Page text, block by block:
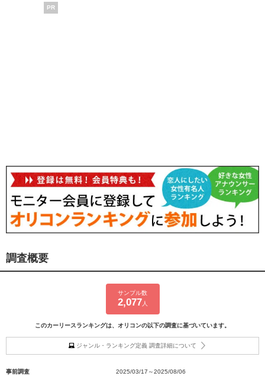
PR
調査概要
サンプル数
2,077 人
このカーリースランキングは、オリコンの以下の調査に基づいています。
ジャンル・ランキング定義 調査詳細について
事前調査
2025/03/17～2025/08/06